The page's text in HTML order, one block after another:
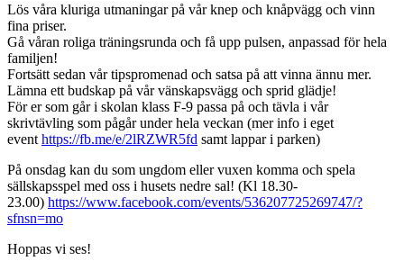
Lös våra kluriga utmaningar på vår knep och knåpvägg och vinn
fina priser.
Gå våran roliga träningsrunda och få upp pulsen, anpassad för hela
familjen!
Fortsätt sedan vår tipspromenad och satsa på att vinna ännu mer.
Lämna ett budskap på vår vänskapsvägg och sprid glädje!
För er som går i skolan klass F-9 passa på och tävla i vår
skrivtävling som pågår under hela veckan (mer info i eget
event https://fb.me/e/2lRZWR5fd samt lappar i parken)
På onsdag kan du som ungdom eller vuxen komma och spela
sällskapsspel med oss i husets nedre sal! (Kl 18.30-
23.00) https://www.facebook.com/events/536207725269747/?
sfnsn=mo
Hoppas vi ses!